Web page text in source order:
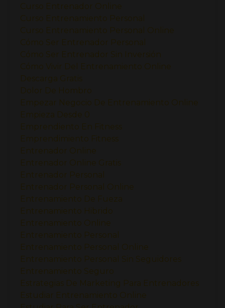
Curso Entrenador Online
Curso Entrenamiento Personal
Curso Entrenamiento Personal Online
Cómo Ser Entrenador Personal
Cómo Ser Entrenador Sin Inversión
Cómo Vivir Del Entrenamiento Online
Descarga Gratis
Dolor De Hombro
Empezar Negocio De Entrenamiento Online
Empieza Desde 0
Emprendiento En Fitness
Emprendimiento Fitness
Entrenador Online
Entrenador Online Gratis
Entrenador Personal
Entrenador Personal Online
Entrenamiento De Fueza
Entrenamiento Hibrido
Entrenamiento Online
Entrenamiento Personal
Entrenamiento Personal Online
Entrenamiento Personal Sin Seguidores
Entrenamiento Seguro
Estrategias De Marketing Para Entrenadores
Estudiar Entrenamiento Online